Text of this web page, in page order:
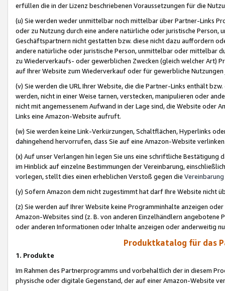
erfüllen die in der Lizenz beschriebenen Voraussetzungen für die
(u) Sie werden weder unmittelbar noch mittelbar über Partner-Links
oder zu Nutzung durch eine andere natürliche oder juristische
Geschäftspartnern nicht gestatten bzw. diese nicht dazu auffordern
andere natürliche oder juristische Person, unmittelbar oder mittelbar
zu Wiederverkaufs- oder gewerblichen Zwecken (gleich welcher Art)
auf Ihrer Website zum Wiederverkauf oder für gewerbliche
(v) Sie werden die URL Ihrer Website, die die Partner-Links enthält
werden, nicht in einer Weise tarnen, verstecken, manipulieren oder
nicht mit angemessenem Aufwand in der Lage sind, die Website oder
Links eine Amazon-Website aufruft.
(w) Sie werden keine Link-Verkürzungen, Schaltflächen, Hyperlinks
dahingehend hervorrufen, dass Sie auf eine Amazon-Website
(x) Auf unser Verlangen hin legen Sie uns eine schriftliche
im Hinblick auf einzelne Bestimmungen der Vereinbarung,
vorlegen, stellt dies einen erheblichen Verstoß gegen die Vereinbarung
(y) Sofern Amazon dem nicht zugestimmt hat darf Ihre Website nicht
(z) Sie werden auf Ihrer Website keine Programminhalte anzeigen
Amazon-Websites sind (z. B. von anderen Einzelhändlern
oder anderen Informationen oder Inhalte anzeigen oder anderweitig
Produktkatalog für das
1. Produkte
Im Rahmen des Partnerprogramms und vorbehaltlich der in diesem
physische oder digitale Gegenstand, der auf einer Amazon-Website